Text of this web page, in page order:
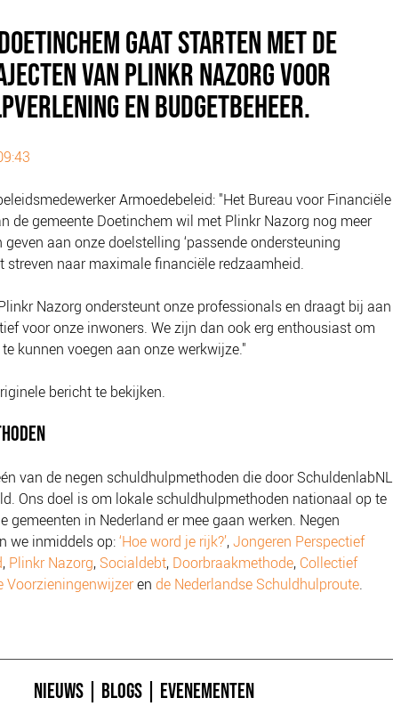
GAAT STARTEN MET DE
VAN PLINKR NAZORG VOOR
EN BUDGETBEHEER.
Armoedebeleid: "Het Bureau voor Financiële
de gemeente Doetinchem wil met Plinkr Nazorg nog meer
geven aan onze doelstelling ‘passende ondersteuning
streven naar maximale financiële redzaamheid.
Nazorg ondersteunt onze professionals en draagt bij aan
voor onze inwoners. We zijn dan ook erg enthousiast om
kunnen voegen aan onze werkwijze."
bericht te bekijken.
van de negen schuldhulpmethoden die door SchuldenlabNL
Ons doel is om lokale schuldhulpmethoden nationaal op te
gemeenten in Nederland er mee gaan werken. Negen
we inmiddels op:‘Hoe word je rijk?’,Jongeren Perspectief
, Plinkr Nazorg, Socialdebt, Doorbraakmethode, Collectief
Voorzieningenwijzeren de Nederlandse Schuldhulproute.
NIEUWS BLOGS EVENEMENTEN